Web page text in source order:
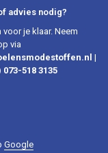
advies nodig?
voor je klaar. Neem
via
|
073-518 3135
Google